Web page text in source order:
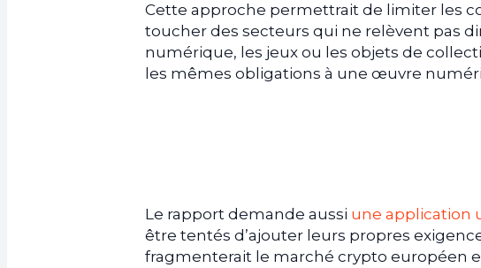
Cette approche permettrait de limiter les
toucher des secteurs qui ne relèvent pas
numérique, les jeux ou les objets de
les mêmes obligations à une œuvre
Le rapport demande aussi une application
être tentés d’ajouter leurs propres
fragmenterait le marché crypto européen